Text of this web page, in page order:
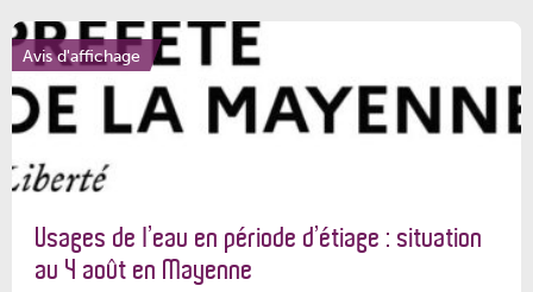
Avis d'affichage
Usages de l’eau en période d’étiage : situation
au 4 août en Mayenne